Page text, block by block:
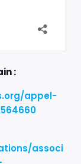
:
appel-
associ